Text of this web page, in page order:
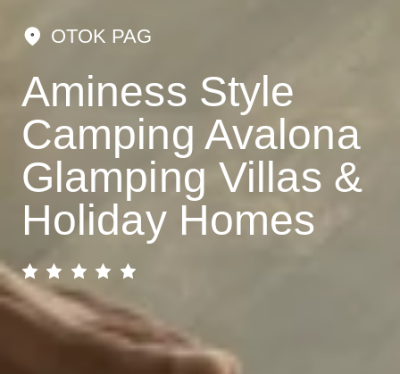
OTOK PAG
Aminess Style
Camping Avalona
Glamping Villas &
Holiday Homes